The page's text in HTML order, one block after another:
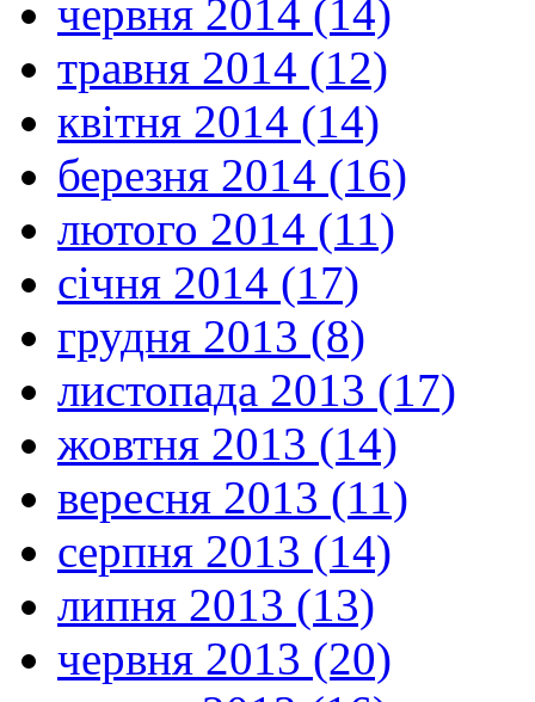
червня 2014 (14)
травня 2014 (12)
квітня 2014 (14)
березня 2014 (16)
лютого 2014 (11)
січня 2014 (17)
грудня 2013 (8)
листопада 2013 (17)
жовтня 2013 (14)
вересня 2013 (11)
серпня 2013 (14)
липня 2013 (13)
червня 2013 (20)